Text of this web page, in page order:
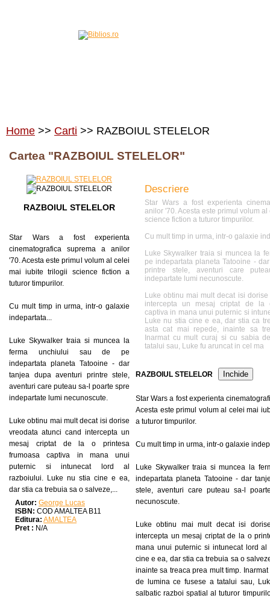
Home >> Carti >> RAZBOIUL STELELOR
Cartea "RAZBOIUL STELELOR"
RAZBOIUL STELELOR
Star Wars a fost experienta
cinematografica suprema a anilor
'70. Acesta este primul volum al celei
mai iubite trilogii science fiction a
tuturor timpurilor.
Cu mult timp in urma, intr-o galaxie
indepartata...
Luke Skywalker traia si muncea la
ferma unchiului sau de pe
indepartata planeta Tatooine - dar
tanjea dupa aventuri printre stele,
aventuri care puteau sa-l poarte spre
indepartate lumi necunoscute.
Luke obtinu mai mult decat isi dorise
vreodata atunci cand intercepta un
mesaj criptat de la o printesa
frumoasa captiva in mana unui
puternic si intunecat lord al
razboiului. Luke nu stia cine e ea,
dar stia ca trebuia sa o salveze,...
Autor: George Lucas
ISBN: COD AMALTEA B11
Editura: AMALTEA
Pret : N/A
Descriere
Star Wars a fost experienta
anilor '70. Acesta este primul volum
science fiction a tuturor timpurilor.
Cu mult timp in urma, intr-o galaxie
Luke Skywalker traia si muncea la
pe indepartata planeta Tatooine -
printre stele, aventuri care
indepartate lumi necunoscute.
Luke obtinu mai mult decat isi
intercepta un mesaj criptat de la
captiva in mana unui puternic si
Luke nu stia cine e ea, dar stia ca
asta cat mai repede, inainte sa
Inarmat cu mult curaj si cu sabia
tatalui sau, Luke fu aruncat in cel ma
RAZBOIUL STELELOR Inchide
Star Wars a fost experienta
Acesta este primul volum al celei mai
a tuturor timpurilor.
Cu mult timp in urma, intr-o galaxie
Luke Skywalker traia si muncea la
indepartata planeta Tatooine - dar
stele, aventuri care puteau sa-l
necunoscute.
Luke obtinu mai mult decat isi
intercepta un mesaj criptat de la o
mana unui puternic si intunecat lord
cine e ea, dar stia ca trebuia sa o
inainte sa treaca prea mult timp.
de lumina ce fusese a tatalui sau,
salbatic razboi spatial al tuturor